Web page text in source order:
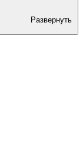
Развернуть